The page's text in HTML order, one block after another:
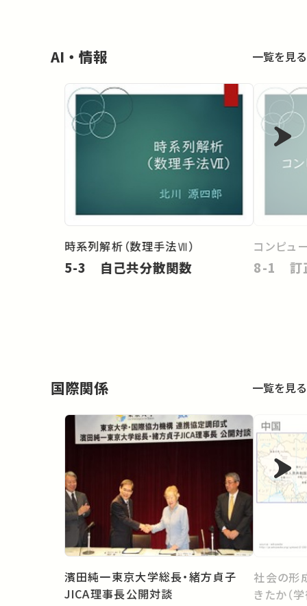
AI・情報 一覧を見る
時系列解析（数理手法Ⅶ）
5-3 自己共分散関数
コンピュ
8-1 訂
国際関係 一覧を見る
濱田純一東京大学総長・緒方貞子
JICA理事長公開対談
社会の形
きたか（